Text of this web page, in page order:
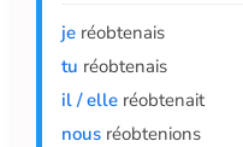
je réobtenais
tu réobtenais
il / elle réobtenait
nous réobtenions